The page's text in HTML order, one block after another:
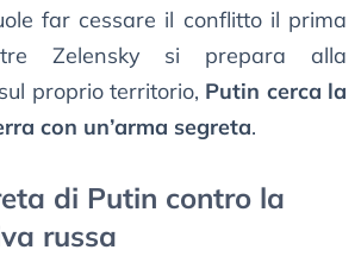
far cessare il conflitto il prima
Zelensky si prepara alla
sul proprio territorio, Putin cerca la
con un’arma segreta.
di Putin contro la
russa